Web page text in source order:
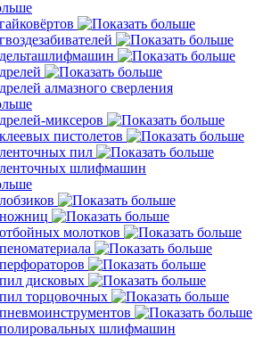
алмазного сверления
миксеров
пистолетов
пил
ленточных шлифмашин
молотков
дисковых
торцовочных
полировальных шлифмашин